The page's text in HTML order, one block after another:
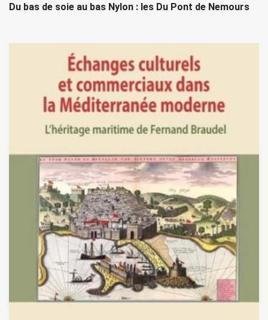
Du bas de soie au bas Nylon : les Du Pont de Nemours